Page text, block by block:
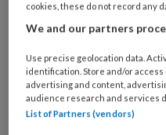
je
functie *
Bij
welke
organisatie
cookies, these do not record any
We and our partners
Use precise geolocation data.
identification. Store and/or
advertising and content,
audience research and services
List of Partners (vendors)